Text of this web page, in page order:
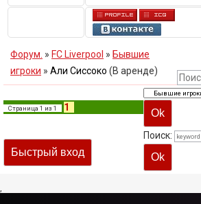
Форум. » FC Liverpool » Бывшие
игроки » Али Сиссоко (В аренде)
Страница 1 из 1 1
Поиск:
,